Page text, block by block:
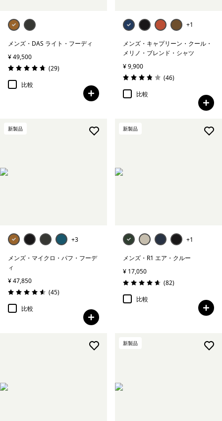
メンズ・DAS ライト・フーディ
¥ 49,500
評価: 4.7 / 5
(29レビュー
)
比較
+1
メンズ・キャプリーン・クール・
メリノ・ブレンド・シャツ
¥ 9,900
評価: 3.8 / 5
(46レビュー
)
比較
新製品
+3
メンズ・マイクロ・パフ・フーデ
ィ
¥ 47,850
評価: 4.6 / 5
(45レビュー
)
比較
新製品
+1
メンズ・R1 エア・クルー
¥ 17,050
評価: 4.7 / 5
(82レビュー
)
比較
新製品